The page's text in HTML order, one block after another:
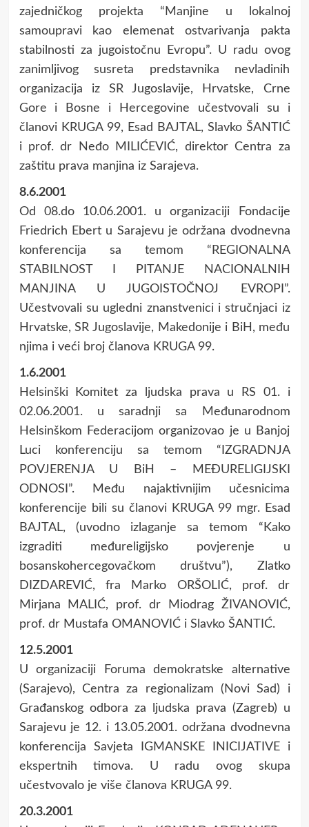
zajedničkog projekta “Manjine u lokalnoj
samoupravi kao elemenat ostvarivanja pakta
stabilnosti za jugoistočnu Evropu”. U radu ovog
zanimljivog susreta predstavnika nevladinih
organizacija iz SR Jugoslavije, Hrvatske, Crne
Gore i Bosne i Hercegovine učestvovali su i
članovi KRUGA 99, Esad BAJTAL, Slavko ŠANTIĆ
i prof. dr Neđo MILIĆEVIĆ, direktor Centra za
zaštitu prava manjina iz Sarajeva.
8.6.2001
Od 08.do 10.06.2001. u organizaciji Fondacije
Friedrich Ebert u Sarajevu je održana dvodnevna
konferencija sa temom “REGIONALNA
STABILNOST I PITANJE NACIONALNIH
MANJINA U JUGOISTOČNOJ EVROPI”.
Učestvovali su ugledni znanstvenici i stručnjaci iz
Hrvatske, SR Jugoslavije, Makedonije i BiH, među
njima i veći broj članova KRUGA 99.
1.6.2001
Helsinški Komitet za ljudska prava u RS 01. i
02.06.2001. u saradnji sa Međunarodnom
Helsinškom Federacijom organizovao je u Banjoj
Luci konferenciju sa temom “IZGRADNJA
POVJERENJA U BiH – MEĐURELIGIJSKI
ODNOSI”. Među najaktivnijim učesnicima
konferencije bili su članovi KRUGA 99 mgr. Esad
BAJTAL, (uvodno izlaganje sa temom “Kako
izgraditi međureligijsko povjerenje u
bosanskohercegovačkom društvu”), Zlatko
DIZDAREVIĆ, fra Marko ORŠOLIĆ, prof. dr
Mirjana MALIĆ, prof. dr Miodrag ŽIVANOVIĆ,
prof. dr Mustafa OMANOVIĆ i Slavko ŠANTIĆ.
12.5.2001
U organizaciji Foruma demokratske alternative
(Sarajevo), Centra za regionalizam (Novi Sad) i
Građanskog odbora za ljudska prava (Zagreb) u
Sarajevu je 12. i 13.05.2001. održana dvodnevna
konferencija Savjeta IGMANSKE INICIJATIVE i
ekspertnih timova. U radu ovog skupa
učestvovalo je više članova KRUGA 99.
20.3.2001